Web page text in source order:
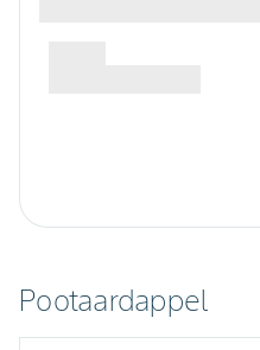
Pootaardappel